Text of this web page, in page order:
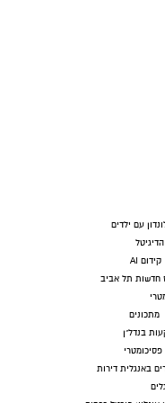
עם ילדים
קידום AI
חדשות תל אביב
מתכונים
בנדל"ן
פסיכומטרי
באנגלית דירות